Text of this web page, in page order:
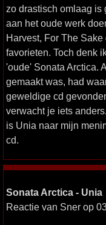
zo drastisch omlaag is
aan het oude werk
Harvest, For The
favorieten. Toch denk
'oude' Sonata Arctica.
gemaakt was, had
geweldige cd
verwacht je iets
is Unia naar mijn
cd.
Sonata Arctica - Unia
Reactie van Sner op